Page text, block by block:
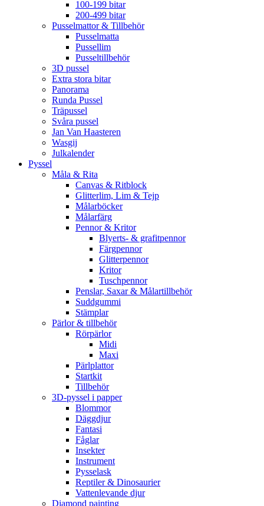
100-199 bitar
200-499 bitar
Pusselmattor & Tillbehör
Pusselmatta
Pussellim
Pusseltillbehör
3D pussel
Extra stora bitar
Panorama
Runda Pussel
Träpussel
Svåra pussel
Jan Van Haasteren
Wasgij
Julkalender
Pyssel
Måla & Rita
Canvas & Ritblock
Glitterlim, Lim & Tejp
Målarböcker
Målarfärg
Pennor & Kritor
Blyerts- & grafitpennor
Färgpennor
Glitterpennor
Kritor
Tuschpennor
Penslar, Saxar & Målartillbehör
Suddgummi
Stämplar
Pärlor & tillbehör
Rörpärlor
Midi
Maxi
Pärlplattor
Startkit
Tillbehör
3D-pyssel i papper
Blommor
Däggdjur
Fantasi
Fåglar
Insekter
Instrument
Pysselask
Reptiler & Dinosaurier
Vattenlevande djur
Diamond painting